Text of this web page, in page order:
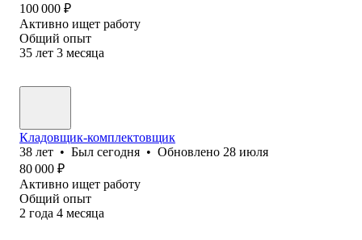
100 000 ₽
Активно ищет работу
Общий опыт
35 лет 3 месяца
Кладовщик-комплектовщик
38 лет • Был сегодня • Обновлено 28 июля
80 000 ₽
Активно ищет работу
Общий опыт
2 года 4 месяца